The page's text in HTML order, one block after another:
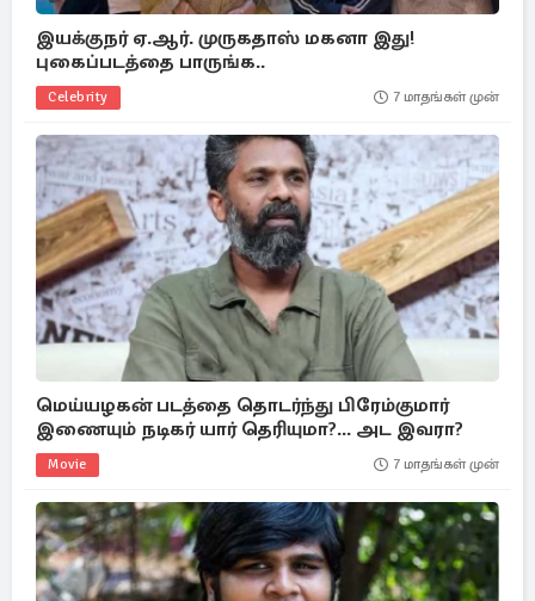
இயக்குநர் ஏ.ஆர். முருகதாஸ் மகனா இது!
புகைப்படத்தை பாருங்க..
Celebrity 7 மாதங்கள் முன்
மெய்யழகன் படத்தை தொடர்ந்து பிரேம்குமார்
இணையும் நடிகர் யார் தெரியுமா?... அட இவரா?
Movie 7 மாதங்கள் முன்